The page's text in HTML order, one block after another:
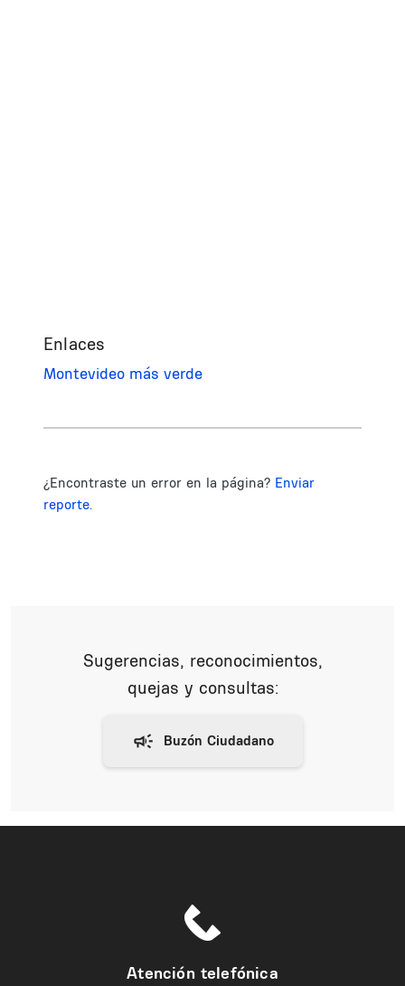
Enlaces
Montevideo más verde
¿Encontraste un error en la página? Enviar
reporte.
Sugerencias, reconocimientos,
quejas y consultas:
Atención telefónica